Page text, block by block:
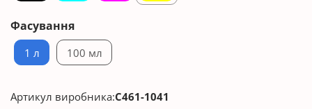
Фасування
1 л 100 мл
Артикул виробника:C461-1041